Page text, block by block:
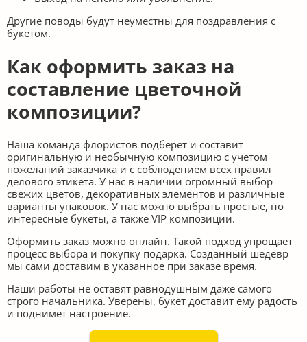
Другие поводы будут неуместны для поздравления с
букетом.
Как оформить заказ на
составление цветочной
композиции?
Наша команда флористов подберет и составит
оригинальную и необычную композицию с учетом
пожеланий заказчика и с соблюдением всех правил
делового этикета. У нас в наличии огромный выбор
свежих цветов, декоративных элементов и различные
варианты упаковок. У нас можно выбрать простые, но
интересные букеты, а также VIP композиции.
Оформить заказ можно онлайн. Такой подход упрощает
процесс выбора и покупку подарка. Созданный шедевр
мы сами доставим в указанное при заказе время.
Наши работы не оставят равнодушным даже самого
строго начальника. Уверены, букет доставит ему радость
и поднимет настроение.